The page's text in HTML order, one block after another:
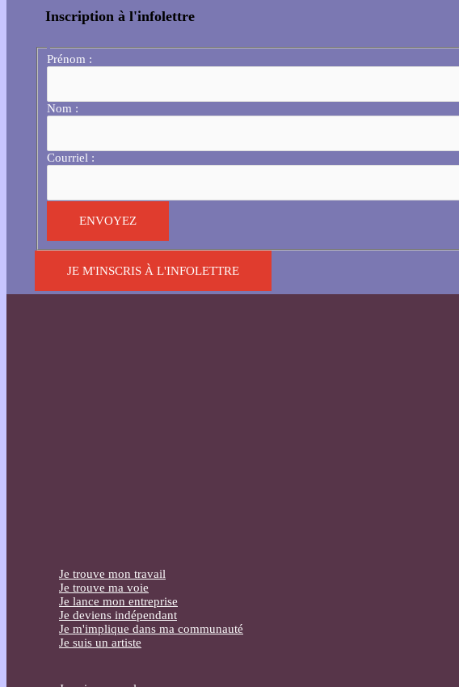
Inscription à l'infolettre
Prénom :
Nom :
Courriel :
JE M'INSCRIS À L'INFOLETTRE
Je trouve mon travail
Je trouve ma voie
Je lance mon entreprise
Je deviens indépendant
Je m'implique dans ma communauté
Je suis un artiste